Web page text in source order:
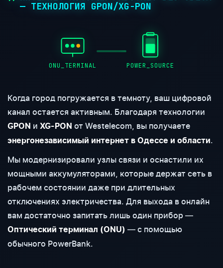
— ТЕХНОЛОГИЯ GPON/XG-PON
ONU_TERMINAL POWER_SOURCE
Когда город погружается в темноту, ваш цифровой
канал остается активным. Благодаря технологии
GPON и XG-PON от Westelecom, вы получаете
энергонезависимый интернет в Одессе и области.
Мы модернизировали узлы связи и оснастили их
мощными аккумуляторами, которые держат сеть в
рабочем состоянии даже при длительных
отключениях электричества. Для выхода в онлайн
вам достаточно запитать лишь один прибор —
Оптический терминал (ONU) — с помощью
обычного PowerBank.